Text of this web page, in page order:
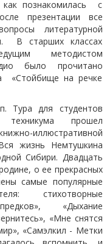
познакомилась с
презентации все
литературной
В старших классах
методистом
было прочитано
«Стойбище на речке
для студентов
техникума прошел
иллюстративной
жизнь Немтушкина
Сибири. Двадцать
о ее прекрасных
самые популярные
стихотворные
«Дыхание
«Мне снятся
«Самэлкил - Метки